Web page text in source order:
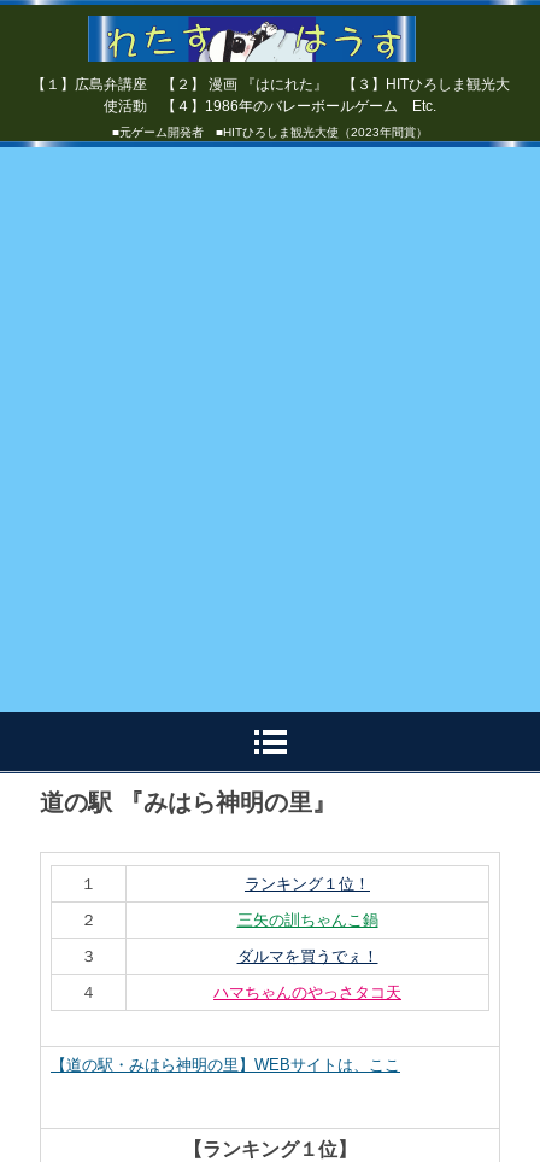
【１】広島弁講座 【２】 漫画 『はにれた』 【３】HITひろしま観光大
使活動 【４】1986年のバレーボールゲーム Etc.
■元ゲーム開発者 ■HITひろしま観光大使（2023年間賞）
道の駅 『みはら神明の里』
１
ランキング１位！
２
三矢の訓ちゃんこ鍋
３
ダルマを買うでぇ！
４
ハマちゃんのやっさタコ天
【道の駅・みはら神明の里】WEBサイトは、ここ
【ランキング１位】